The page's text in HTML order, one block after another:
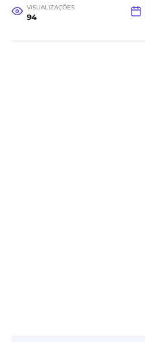
VISUALIZAÇÕES
94